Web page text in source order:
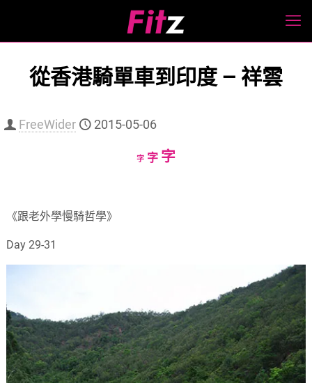
從香港騎單車到印度 — 祥雲
FreeWider 2015-05-06
字Decrease
字Reset
字Increase
《跟老外學慢騎哲學》
Day 29-31